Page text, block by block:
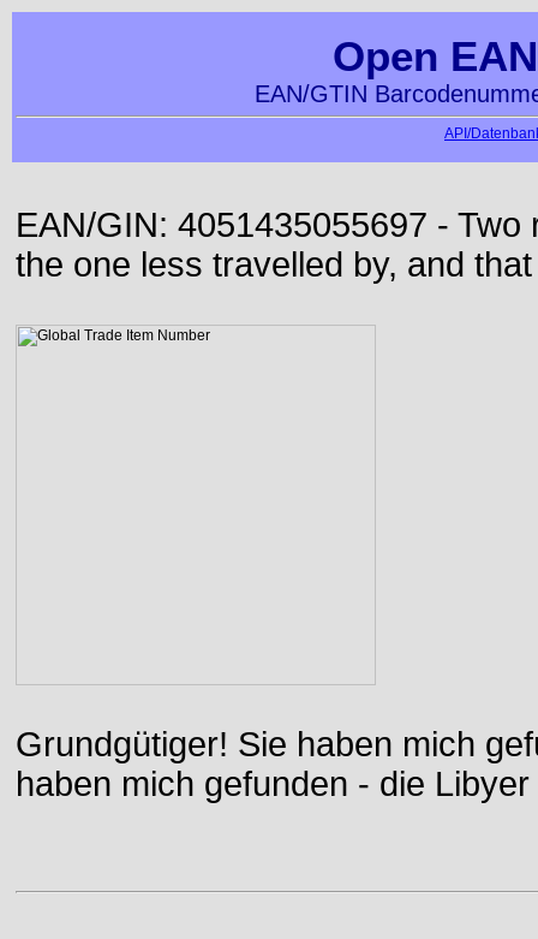
Open
EAN/GTIN
API/
EAN/GIN: 4051435055697 -
the one less travelled by, and
Grundgütiger! Sie haben mich
haben mich gefunden - die